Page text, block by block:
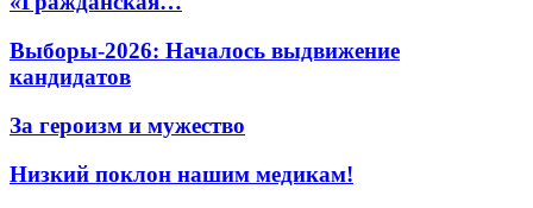
Выборы-2026: Началось выдвижение
кандидатов
За героизм и мужество
Низкий поклон нашим медикам!